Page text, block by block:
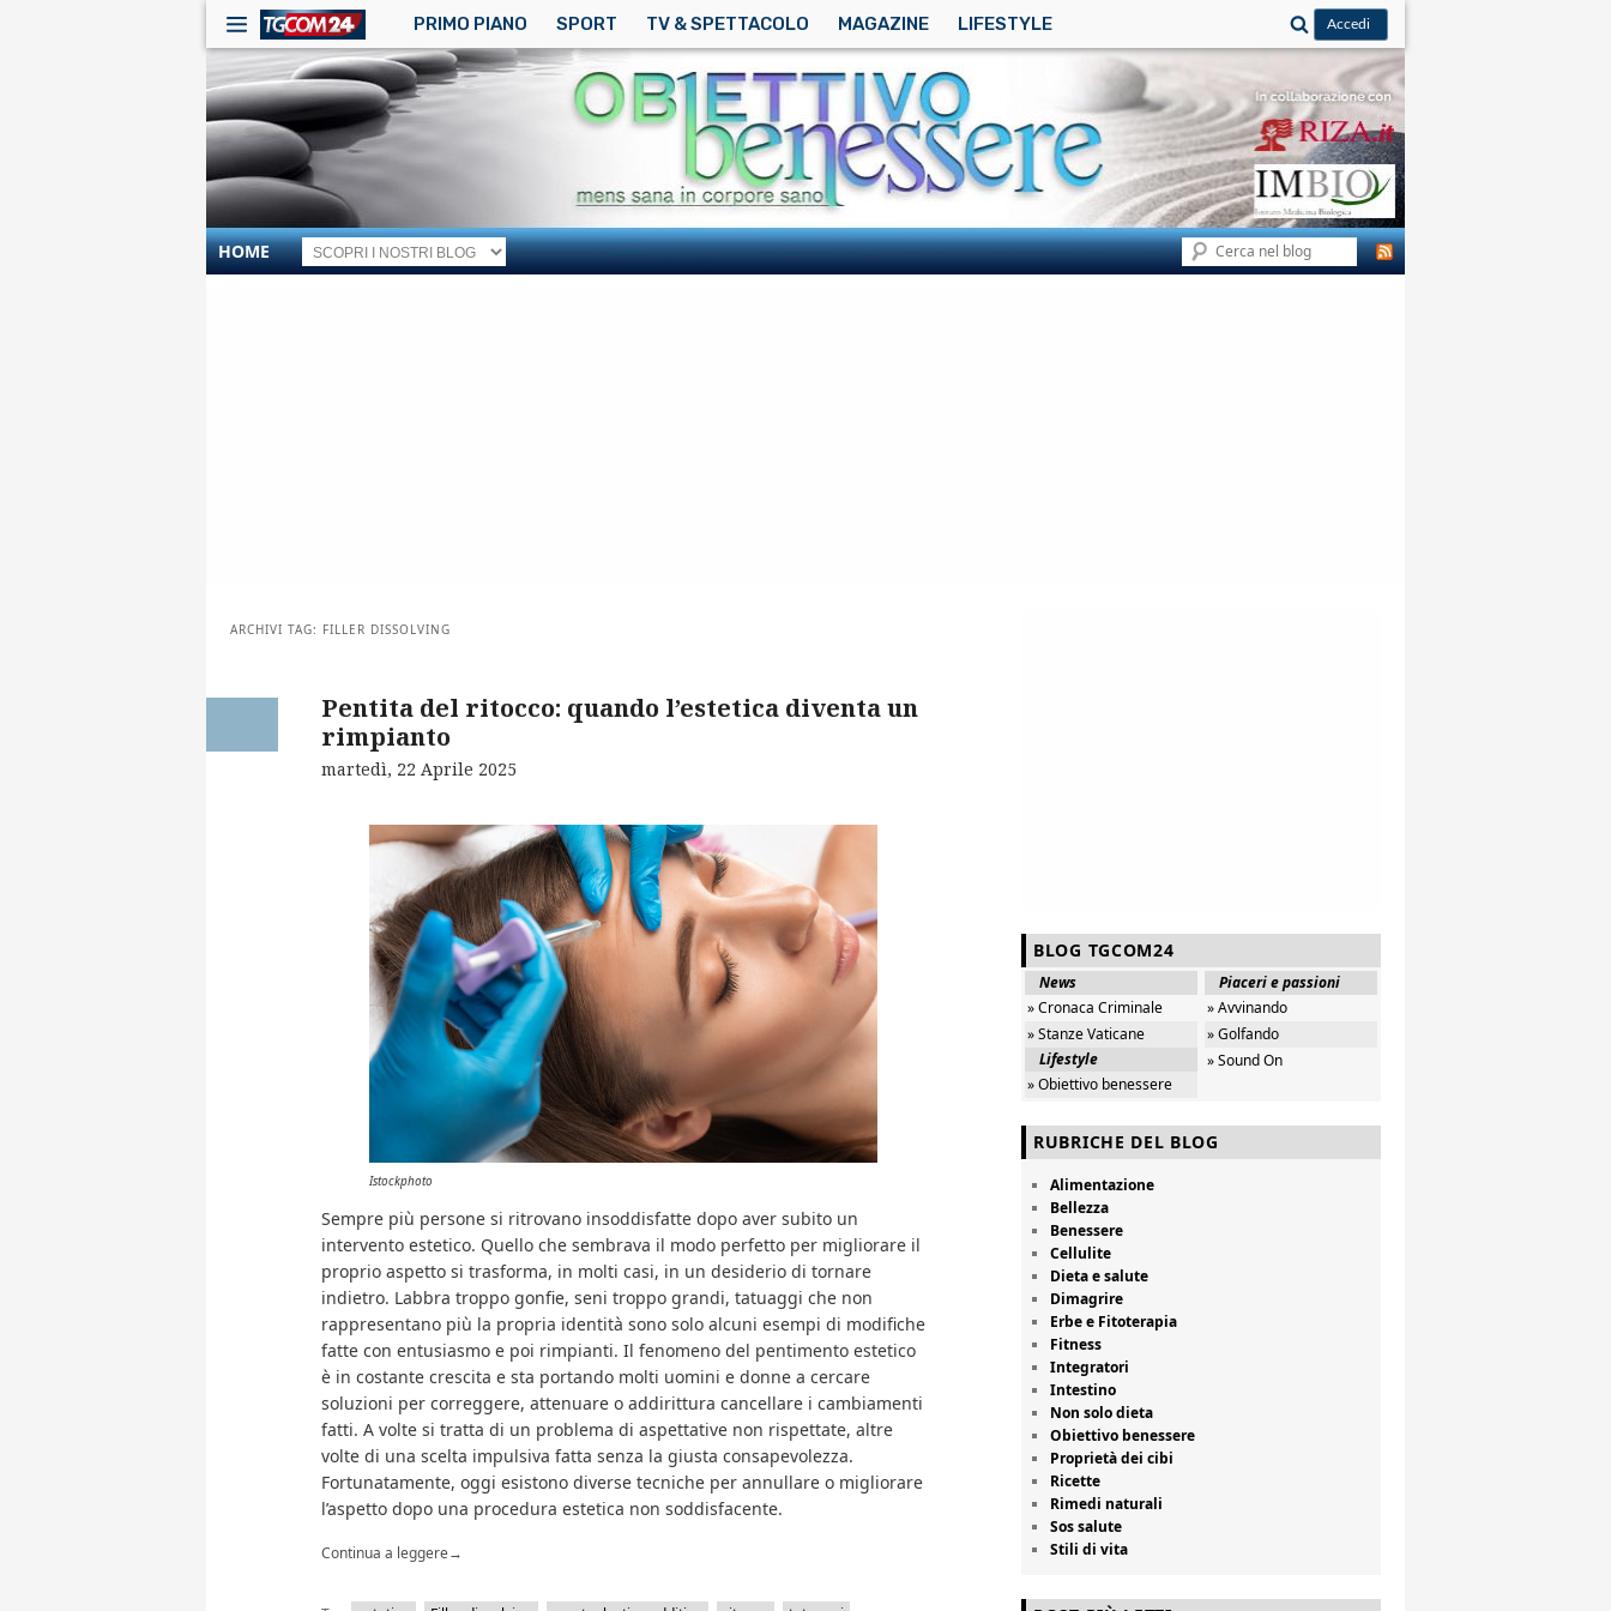
PRIMO PIANO SPORT TV & SPETTACOLO MAGAZINE LIFESTYLE
Cerca
HOME
RSS
ARCHIVI TAG: FILLER DISSOLVING
Pentita del ritocco: quando l’estetica diventa un
rimpianto
martedì, 22 Aprile 2025
Istockphoto
Sempre più persone si ritrovano insoddisfatte dopo aver subito un
intervento estetico. Quello che sembrava il modo perfetto per migliorare il
proprio aspetto si trasforma, in molti casi, in un desiderio di tornare
indietro. Labbra troppo gonfie, seni troppo grandi, tatuaggi che non
rappresentano più la propria identità sono solo alcuni esempi di modifiche
fatte con entusiasmo e poi rimpianti. Il fenomeno del pentimento estetico
è in costante crescita e sta portando molti uomini e donne a cercare
soluzioni per correggere, attenuare o addirittura cancellare i cambiamenti
fatti. A volte si tratta di un problema di aspettative non rispettate, altre
volte di una scelta impulsiva fatta senza la giusta consapevolezza.
Fortunatamente, oggi esistono diverse tecniche per annullare o migliorare
l’aspetto dopo una procedura estetica non soddisfacente.
Continua a leggere→
BLOG TGCOM24
News
» Cronaca Criminale
» Stanze Vaticane
Lifestyle
» Obiettivo benessere
Piaceri e passioni
» Avvinando
» Golfando
» Sound On
RUBRICHE DEL BLOG
Alimentazione
Bellezza
Benessere
Cellulite
Dieta e salute
Dimagrire
Erbe e Fitoterapia
Fitness
Integratori
Intestino
Non solo dieta
Obiettivo benessere
Proprietà dei cibi
Ricette
Rimedi naturali
Sos salute
Stili di vita